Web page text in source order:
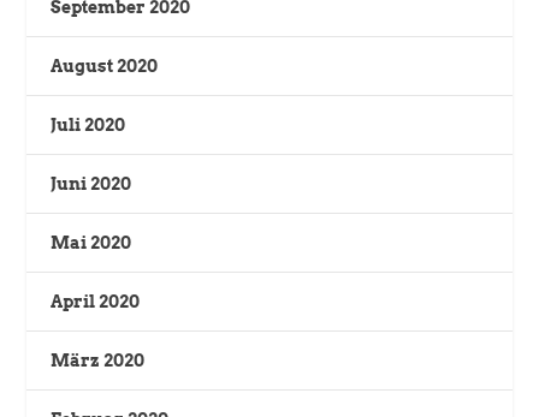
September 2020
August 2020
Juli 2020
Juni 2020
Mai 2020
April 2020
März 2020